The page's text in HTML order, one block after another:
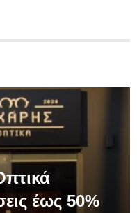
έως 50%